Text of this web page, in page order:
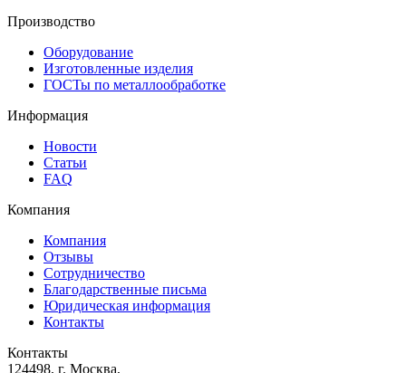
Производство
Оборудование
Изготовленные изделия
ГОСТы по металлообработке
Информация
Новости
Статьи
FAQ
Компания
Компания
Отзывы
Сотрудничество
Благодарственные письма
Юридическая информация
Контакты
Контакты
124498, г. Москва,